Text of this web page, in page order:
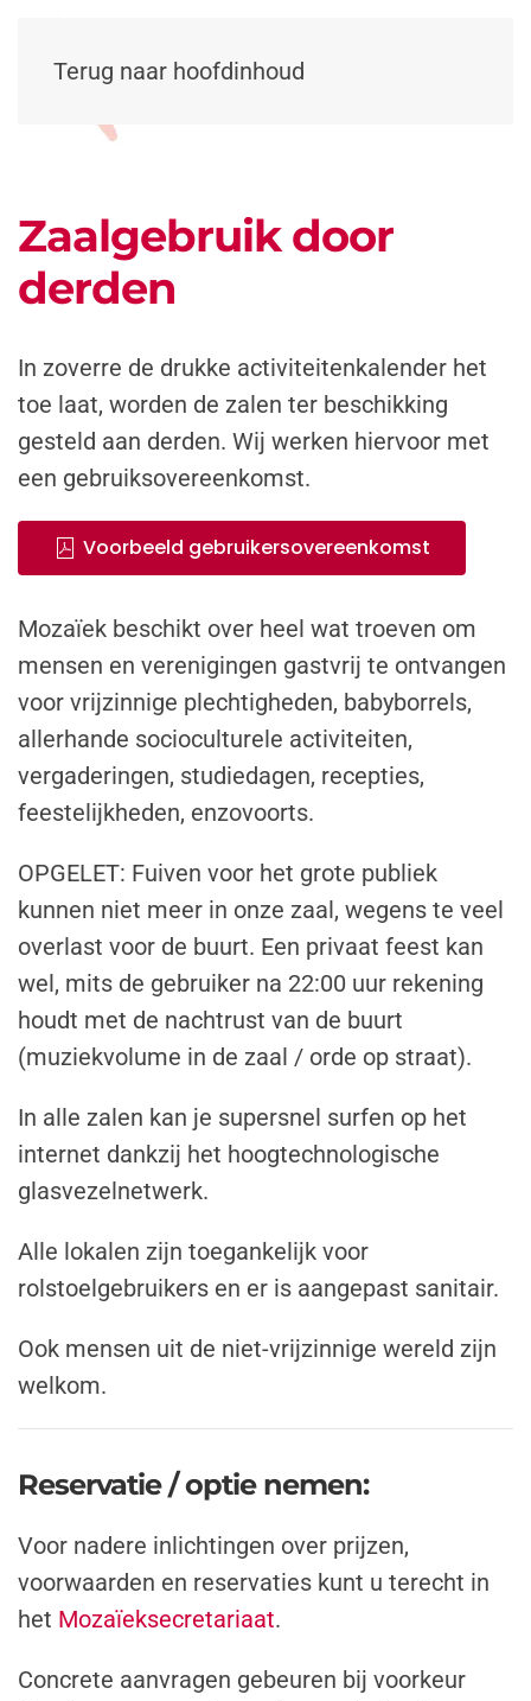
Terug naar hoofdinhoud
Zaalgebruik door
derden
In zoverre de drukke activiteitenkalender het
toe laat, worden de zalen ter beschikking
gesteld aan derden. Wij werken hiervoor met
een gebruiksovereenkomst.
Voorbeeld gebruikersovereenkomst
Mozaïek beschikt over heel wat troeven om
mensen en verenigingen gastvrij te ontvangen
voor vrijzinnige plechtigheden, babyborrels,
allerhande socioculturele activiteiten,
vergaderingen, studiedagen, recepties,
feestelijkheden, enzovoorts.
OPGELET: Fuiven voor het grote publiek
kunnen niet meer in onze zaal, wegens te veel
overlast voor de buurt. Een privaat feest kan
wel, mits de gebruiker na 22:00 uur rekening
houdt met de nachtrust van de buurt
(muziekvolume in de zaal / orde op straat).
In alle zalen kan je supersnel surfen op het
internet dankzij het hoogtechnologische
glasvezelnetwerk.
Alle lokalen zijn toegankelijk voor
rolstoelgebruikers en er is aangepast sanitair.
Ook mensen uit de niet-vrijzinnige wereld zijn
welkom.
Reservatie / optie nemen:
Voor nadere inlichtingen over prijzen,
voorwaarden en reservaties kunt u terecht in
het Mozaïeksecretariaat.
Concrete aanvragen gebeuren bij voorkeur